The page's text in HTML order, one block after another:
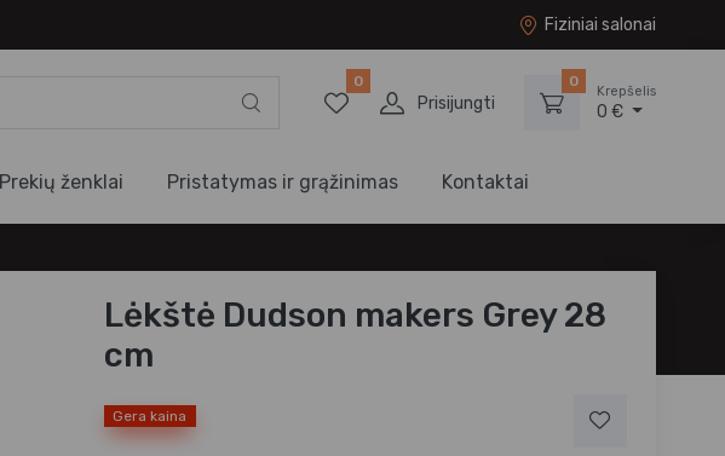
Fiziniai salonai
0
Prisijungti
0
Krepšelis
0 €
Prekių ženklai Pristatymas ir grąžinimas Kontaktai
Lėkštė Dudson makers Grey 28
cm
Gera kaina